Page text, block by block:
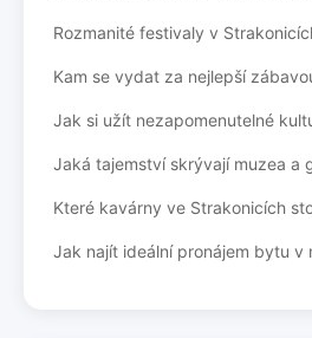
Rozmanité festivaly v
Kam se vydat za nejlepší
Jak si užít nezapomenutelné
Jaká tajemství skrývají muzea a
Které kavárny ve Strakonicích
Jak najít ideální pronájem bytu v